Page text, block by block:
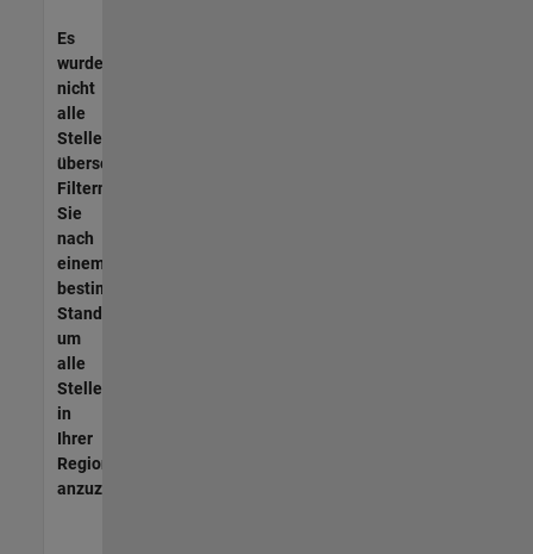
Es
wurden
nicht
alle
Stellen
übersetzt.
Filtern
Sie
nach
einem
bestimmten
Standort,
um
alle
Stellenangebote
in
Ihrer
Region
anzuzeigen.